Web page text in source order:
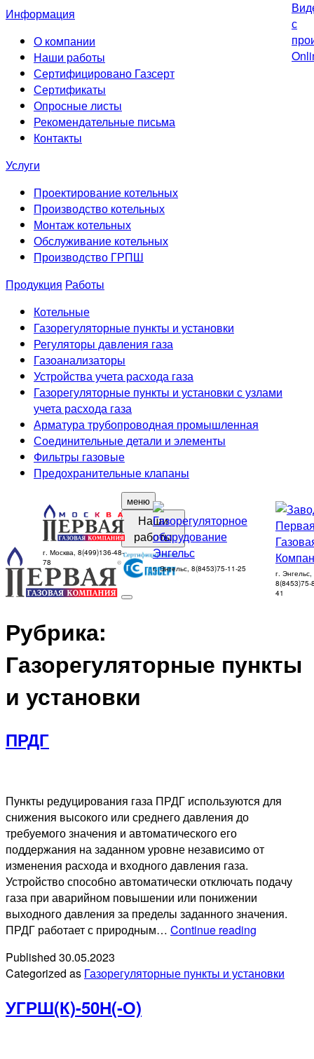
Информация
О компании
Наши работы
Сертифицировано Газсерт
Сертификаты
Опросные листы
Рекомендательные письма
Контакты
Услуги
Проектирование котельных
Производство котельных
Монтаж котельных
Обслуживание котельных
Производство ГРПШ
Продукция Работы
Котельные
Газорегуляторные пункты и установки
Регуляторы давления газа
Газоанализаторы
Устройства учета расхода газа
Газорегуляторные пункты и установки с узлами
учета расхода газа
Арматура трубопроводная промышленная
Соединительные детали и элементы
Фильтры газовые
Предохранительные клапаны
меню
Наши
работы
г. Москва, 8(499)136-48-
78
г. Энгельс, 8(8453)75-11-25
г. Энгельс,
8(8453)75-
41
Рубрика:
Газорегуляторные пункты
и установки
ПРДГ
Пункты редуцирования газа ПРДГ используются для
снижения высокого или среднего давления до
требуемого значения и автоматического его
поддержания на заданном уровне независимо от
изменения расхода и входного давления газа.
Устройство способно автоматически отключать подачу
газа при аварийном повышении или понижении
выходного давления за пределы заданного значения.
ПРДГ работает с природным… Continue reading
Published 30.05.2023
Categorized as Газорегуляторные пункты и установки
УГРШ(К)-50Н(-О)